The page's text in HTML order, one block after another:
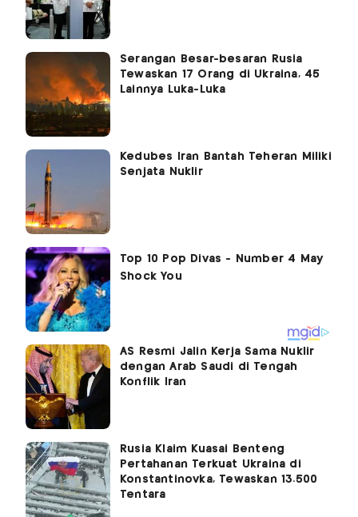
Serangan Besar-besaran Rusia
Tewaskan 17 Orang di Ukraina, 45
Lainnya Luka-Luka
Kedubes Iran Bantah Teheran Miliki
Senjata Nuklir
AS Resmi Jalin Kerja Sama Nuklir
dengan Arab Saudi di Tengah
Konflik Iran
Rusia Klaim Kuasai Benteng
Pertahanan Terkuat Ukraina di
Konstantinovka, Tewaskan 13.500
Tentara